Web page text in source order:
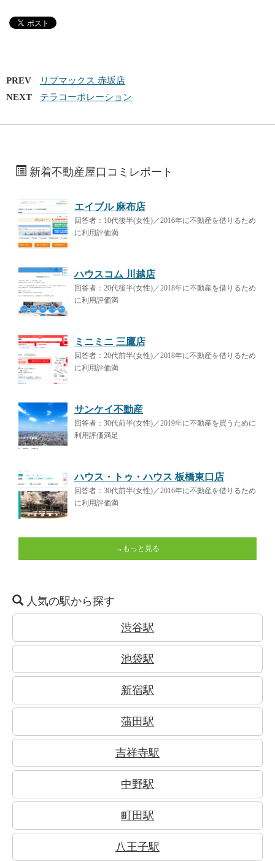
PREV
リブマックス 赤坂店
NEXT
テラコーポレーション
新着不動産屋口コミレポート
エイブル 麻布店
回答者：10代後半(女性)／2016年に不動産を借りるため
に利用評価満
ハウスコム 川越店
回答者：20代後半(女性)／2018年に不動産を借りるため
に利用評価満
ミニミニ 三鷹店
回答者：20代前半(女性)／2018年に不動産を借りるため
に利用評価満
サンケイ不動産
回答者：30代前半(女性)／2019年に不動産を買うために
利用評価満足
ハウス・トゥ・ハウス 板橋東口店
回答者：30代前半(女性)／2016年に不動産を借りるため
に利用評価満
→もっと見る
人気の駅から探す
渋谷駅
池袋駅
新宿駅
蒲田駅
吉祥寺駅
中野駅
町田駅
八王子駅